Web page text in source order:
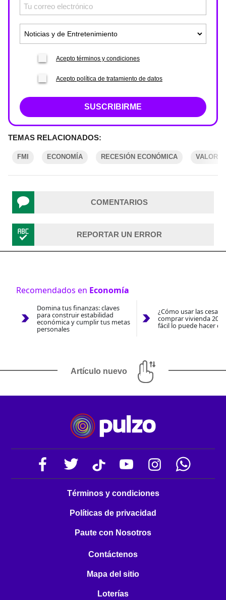
Acepto términos y condiciones
Acepto política de tratamiento de datos
SUSCRIBIRME
TEMAS RELACIONADOS:
FMI ECONOMÍA RECESIÓN ECONÓMICA VALORA
COMENTARIOS
REPORTAR UN ERROR
Recomendados en Economía
Domina tus finanzas: claves
para construir estabilidad
económica y cumplir tus metas
personales
¿Cómo usar las
comprar vivienda
fácil lo puede hacer
Artículo nuevo
Términos y condiciones
Políticas de privacidad
Paute con Nosotros
Contáctenos
Mapa del sitio
Loterías